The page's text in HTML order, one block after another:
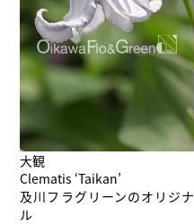
大観
Clematis ‘Taikan’
及川フラグリーンのオリジナ
ル